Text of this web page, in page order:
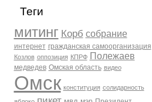
Теги
митинг Корб собрание
интернет гражданская самоорганизация
Козлов оппозиция КПРФ Полежаев
медведев Омская область видео
Омск конституция солидарность